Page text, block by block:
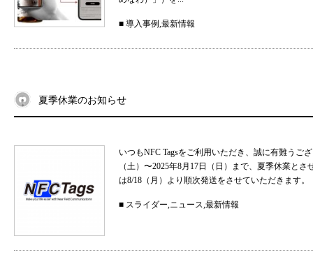
■ 導入事例,最新情報
夏季休業のお知らせ
いつもNFC Tagsをご利用いただき、誠に有難う
（土）〜2025年8月17日（日）まで、夏季休業と
は8/18（月）より順次発送をさせていただきま
■ スライダー,ニュース,最新情報